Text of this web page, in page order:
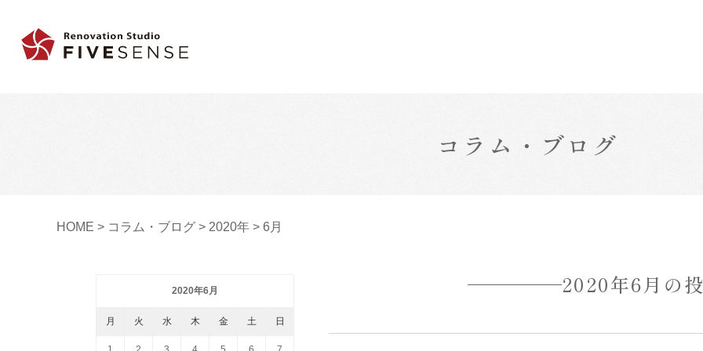
コラム・ブログ
HOME > コラム・ブログ > 2020年 > 6月
2020年6月の
2020年6月
月 火 水 木 金 土 日